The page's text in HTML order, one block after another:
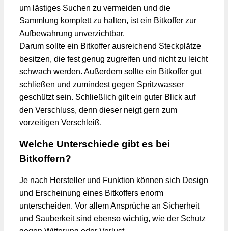
um lästiges Suchen zu vermeiden und die
Sammlung komplett zu halten, ist ein Bitkoffer zur
Aufbewahrung unverzichtbar.
Darum sollte ein Bitkoffer ausreichend Steckplätze
besitzen, die fest genug zugreifen und nicht zu leicht
schwach werden. Außerdem sollte ein Bitkoffer gut
schließen und zumindest gegen Spritzwasser
geschützt sein. Schließlich gilt ein guter Blick auf
den Verschluss, denn dieser neigt gern zum
vorzeitigen Verschleiß.
Welche Unterschiede gibt es bei
Bitkoffern?
Je nach Hersteller und Funktion können sich Design
und Erscheinung eines Bitkoffers enorm
unterscheiden. Vor allem Ansprüche an Sicherheit
und Sauberkeit sind ebenso wichtig, wie der Schutz